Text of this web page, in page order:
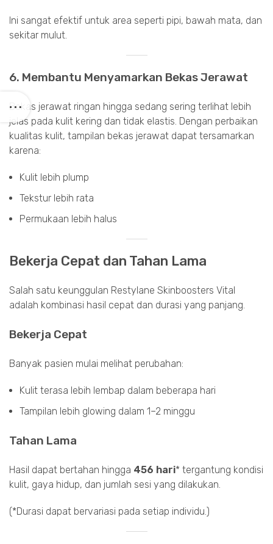
Ini sangat efektif untuk area seperti pipi, bawah mata, dan
sekitar mulut.
6. Membantu Menyamarkan Bekas Jerawat
Bekas jerawat ringan hingga sedang sering terlihat lebih
jelas pada kulit kering dan tidak elastis. Dengan perbaikan
kualitas kulit, tampilan bekas jerawat dapat tersamarkan
karena:
Kulit lebih plump
Tekstur lebih rata
Permukaan lebih halus
Bekerja Cepat dan Tahan Lama
Salah satu keunggulan Restylane Skinboosters Vital
adalah kombinasi hasil cepat dan durasi yang panjang.
Bekerja Cepat
Banyak pasien mulai melihat perubahan:
Kulit terasa lebih lembap dalam beberapa hari
Tampilan lebih glowing dalam 1–2 minggu
Tahan Lama
Hasil dapat bertahan hingga 456 hari* tergantung kondisi
kulit, gaya hidup, dan jumlah sesi yang dilakukan.
(*Durasi dapat bervariasi pada setiap individu.)